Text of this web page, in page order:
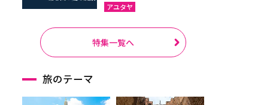
アユタヤ
特集一覧へ
旅のテーマ